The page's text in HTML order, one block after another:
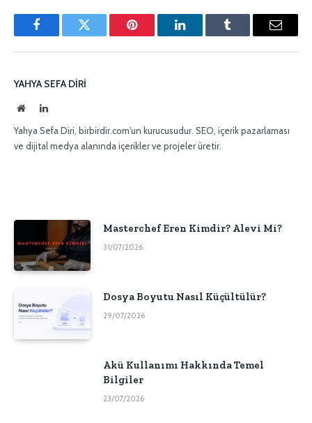
FacebookTwitter Pinterest'inLinkedInTumblr
E-
YAHYA SEFA DIRI
İnternetLinkedIn
Yahya Sefa Diri, birbirdir.com'un kurucusudur. SEO, içerik pazarlaması
ve dijital medya alanında içerikler ve projeler üretir.
Masterchef Eren Kimdir? Alevi Mi?
31/07/2026
Dosya Boyutu Nasıl Küçültülür?
29/07/2026
Akü Kullanımı Hakkında Temel
Bilgiler
23/07/2026